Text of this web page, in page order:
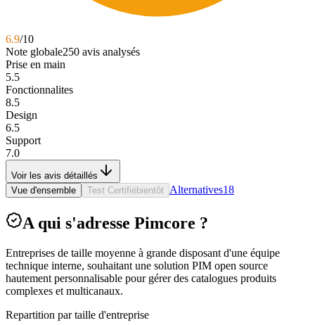
6.9/10
Note globale250 avis analysés
Prise en main
5.5
Fonctionnalites
8.5
Design
6.5
Support
7.0
Voir les avis détaillés
Vue d'ensemble
Test Certifiébientôt Alternatives18
A qui s'adresse Pimcore ?
Entreprises de taille moyenne à grande disposant d'une équipe
technique interne, souhaitant une solution PIM open source
hautement personnalisable pour gérer des catalogues produits
complexes et multicanaux.
Repartition par taille d'entreprise